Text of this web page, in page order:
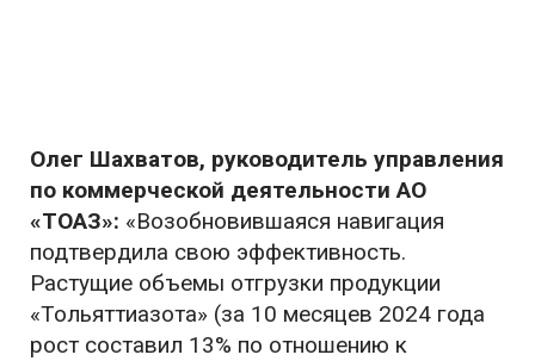
Олег Шахватов, руководитель управления
по коммерческой деятельности АО
«ТОАЗ»: «Возобновившаяся навигация
подтвердила свою эффективность.
Растущие объемы отгрузки продукции
«Тольяттиазота» (за 10 месяцев 2024 года
рост составил 13% по отношению к